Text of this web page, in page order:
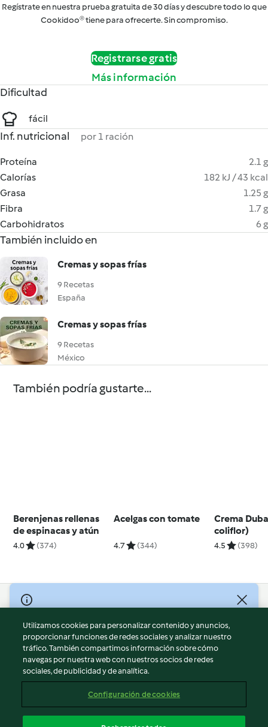
Regístrate en nuestra prueba gratuita de 30 días y descubre todo lo que
Cookidoo® tiene para ofrecerte. Sin compromiso.
Registrarse gratis
Más información
Dificultad
fácil
Inf. nutricional por 1 ración
Proteína
2.1 g
Calorías
182 kJ / 43 kcal
Grasa
1.25 g
Fibra
1.7 g
Carbohidratos
6 g
También incluido en
Cremas y sopas frías
9 Recetas
España
Cremas y sopas frías
9 Recetas
México
También podría gustarte...
Berenjenas rellenas
de espinacas y atún
4.0 (374)
Acelgas con tomate
4.7 (344)
Crema
coliflor)
4.5 (398)
© Copyright 2026
Términos de uso
Política de privacidad
Aviso legal
Información legal
Reportar contenido
Utilizamos cookies para personalizar contenido y anuncios,
proporcionar funciones de redes sociales y analizar nuestro
tráfico. También compartimos información sobre cómo
navegas por nuestra web con nuestros socios de redes
sociales, de publicidad y de analítica.
Configuración de cookies